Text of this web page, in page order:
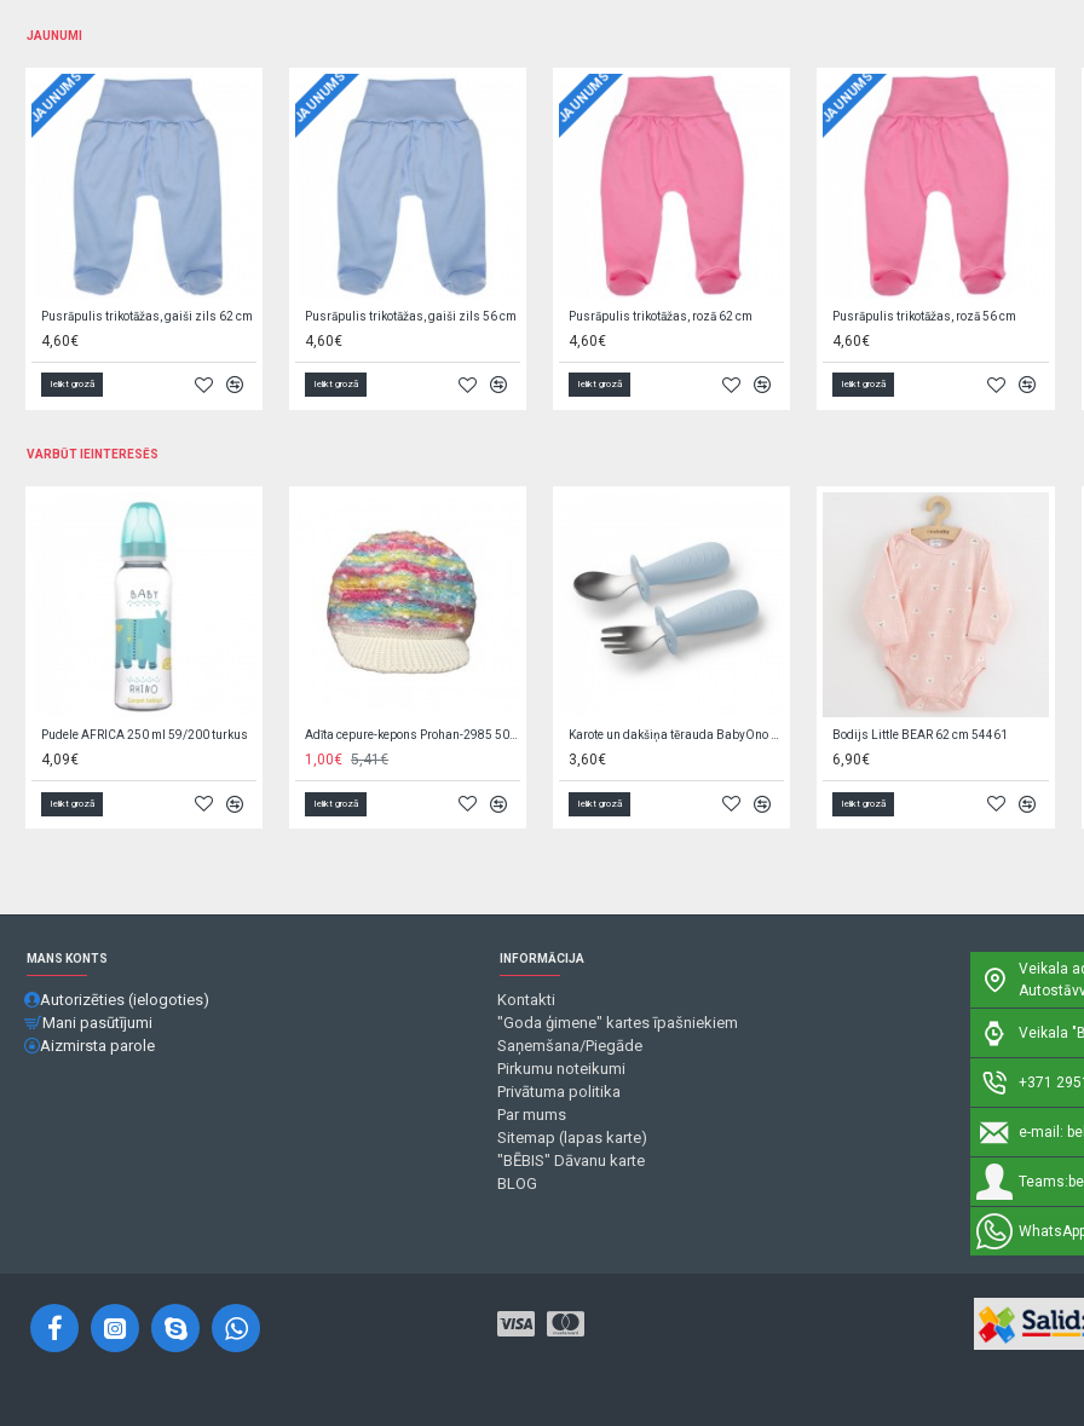
JAUNUMI
JAUNUMS
Jaciņa trikotāžas, rozā 62 cm O0YEYROX
5,90€
Ielikt grozā
JAUNUMS
Jaciņa trikotāžas, gaiši zila 62 cm F9W2GGPL
5,90€
Ielikt grozā
JAUNUMS
5,90€
Ielikt grozā
JAUNUMS
Zīdaiņu cimdiņi-dūraiņi STARS
1,90€
Ielikt grozā
VARBŪT IEINTERESĒS
Zobu graužamais DINO 51/006
3,39€
Ielikt grozā
Pārklājs mitrumnecaurlaidīgs 50x70cm A1280
4,90€
Ielikt grozā
Mīkstie klucīši 6 gab. 2/817
9,80€
Ielikt grozā
3,70€
Ielikt grozā
MANS KONTS
Autorizēties (ielogoties)
Mani pasūtījumi
Aizmirsta parole
INFORMĀCIJA
Kontakti
"Goda ģimene" kartes īpašniekiem
Saņemšana/Piegāde
Pirkumu noteikumi
Privātuma politika
Par mums
Sitemap (lapas karte)
"BĒBIS" Dāvanu karte
BLOG
Veikala
Veikala
+371
e-mail:
Teams: